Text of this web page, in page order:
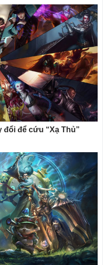
đổi để cứu “Xạ Thủ”